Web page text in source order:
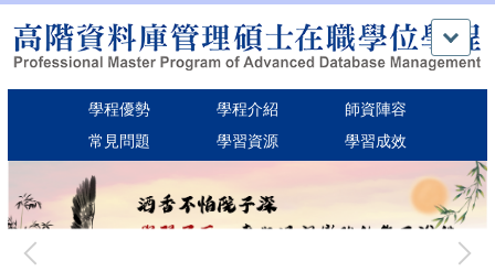
到
主
要
區
學程優勢 學程介紹
師資陣容
常見問題
學習資源 學習成效